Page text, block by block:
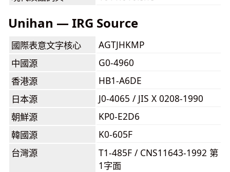
Unihan — IRG Source
國際表意文字核心
AGTJHKMP
中國源
G0-4960
香港源
HB1-A6DE
日本源
J0-4065 / JIS X 0208-1990
朝鮮源
KP0-E2D6
韓國源
K0-605F
台灣源
T1-485F / CNS11643-1992 第
1字面